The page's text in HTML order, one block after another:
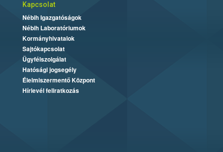
Kapcsolat
Nébih Igazgatóságok
Nébih Laboratóriumok
Kormányhivatalok
Sajtókapcsolat
Ügyfélszolgálat
Hatósági jogsegély
Élelmiszermentő Központ
Hírlevél feliratkozás